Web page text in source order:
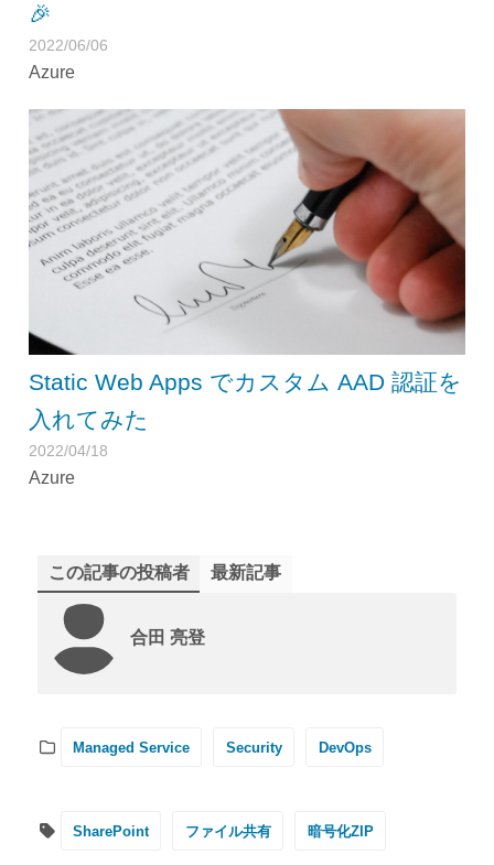
🎉
2022/06/06
Azure
Static Web Apps でカスタム AAD 認証を
入れてみた
2022/04/18
Azure
この記事の投稿者 最新記事
合田 亮登
Managed Service Security DevOps
SharePoint ファイル共有 暗号化ZIP